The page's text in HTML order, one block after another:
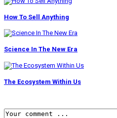
How To Sell Anything
Science In The New Era
The Ecosystem Within Us